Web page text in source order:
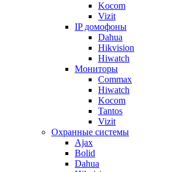
Kocom
Vizit
IP домофоны
Dahua
Hikvision
Hiwatch
Мониторы
Commax
Hiwatch
Kocom
Tantos
Vizit
Охранные системы
Ajax
Bolid
Dahua